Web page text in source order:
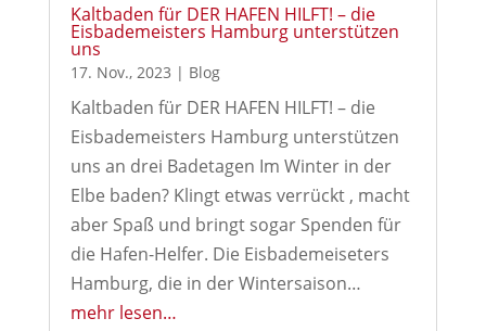
Kaltbaden für DER HAFEN HILFT! – die
Eisbademeisters Hamburg unterstützen
uns
17. Nov., 2023 | Blog
Kaltbaden für DER HAFEN HILFT! – die
Eisbademeisters Hamburg unterstützen
uns an drei Badetagen Im Winter in der
Elbe baden? Klingt etwas verrückt , macht
aber Spaß und bringt sogar Spenden für
die Hafen-Helfer. Die Eisbademeiseters
Hamburg, die in der Wintersaison…
mehr lesen…